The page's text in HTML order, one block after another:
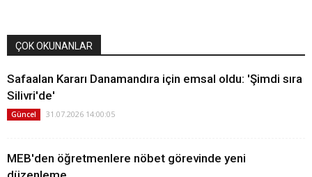
ÇOK OKUNANLAR
Safaalan Kararı Danamandıra için emsal oldu: 'Şimdi sıra
Silivri'de'
Güncel 31.07.2026 14:00:05
MEB'den öğretmenlere nöbet görevinde yeni